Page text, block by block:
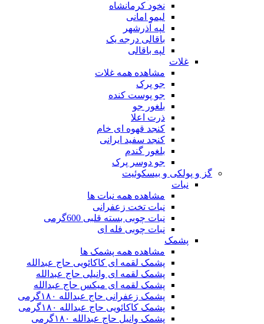
نخود کرمانشاه
لیمو امانی
لپه آذرشهر
باقالی درجه یک
لپه باقالی
غلات
مشاهده همه غلات
جو پرک
جو پوست کنده
بلغور جو
ذرت اعلا
کنجد قهوه ای خام
کنجد سفید ایرانی
بلغور گندم
جو دوسر پرک
گز و پولکی و بیسکوئیت
نبات
مشاهده همه نبات ها
نبات تخت زعفرانی
نبات چوبی بسته قلبی 600گرمی
نبات چوبی فله ای
پشمک
مشاهده همه پشمک ها
پشمک لقمه ای کاکائویی حاج عبدالله
پشمک لقمه ای وانیلی حاج عبدالله
پشمک لقمه ای میکس حاج عبدالله
پشمک زعفرانی حاج عبدالله ۱۸۰گرمی
پشمک کاکائویی حاج عبدالله ۱۸۰گرمی
پشمک وانیل حاج عبدالله ۱۸۰گرمی